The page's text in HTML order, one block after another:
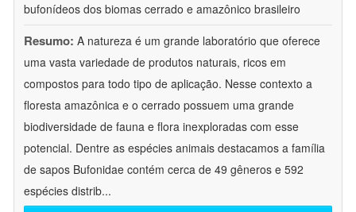
bufonídeos dos biomas cerrado e amazônico brasileiro
Resumo: A natureza é um grande laboratório que oferece
uma vasta variedade de produtos naturais, ricos em
compostos para todo tipo de aplicação. Nesse contexto a
floresta amazônica e o cerrado possuem uma grande
biodiversidade de fauna e flora inexploradas com esse
potencial. Dentre as espécies animais destacamos a família
de sapos Bufonidae contém cerca de 49 gêneros e 592
espécies distrib...